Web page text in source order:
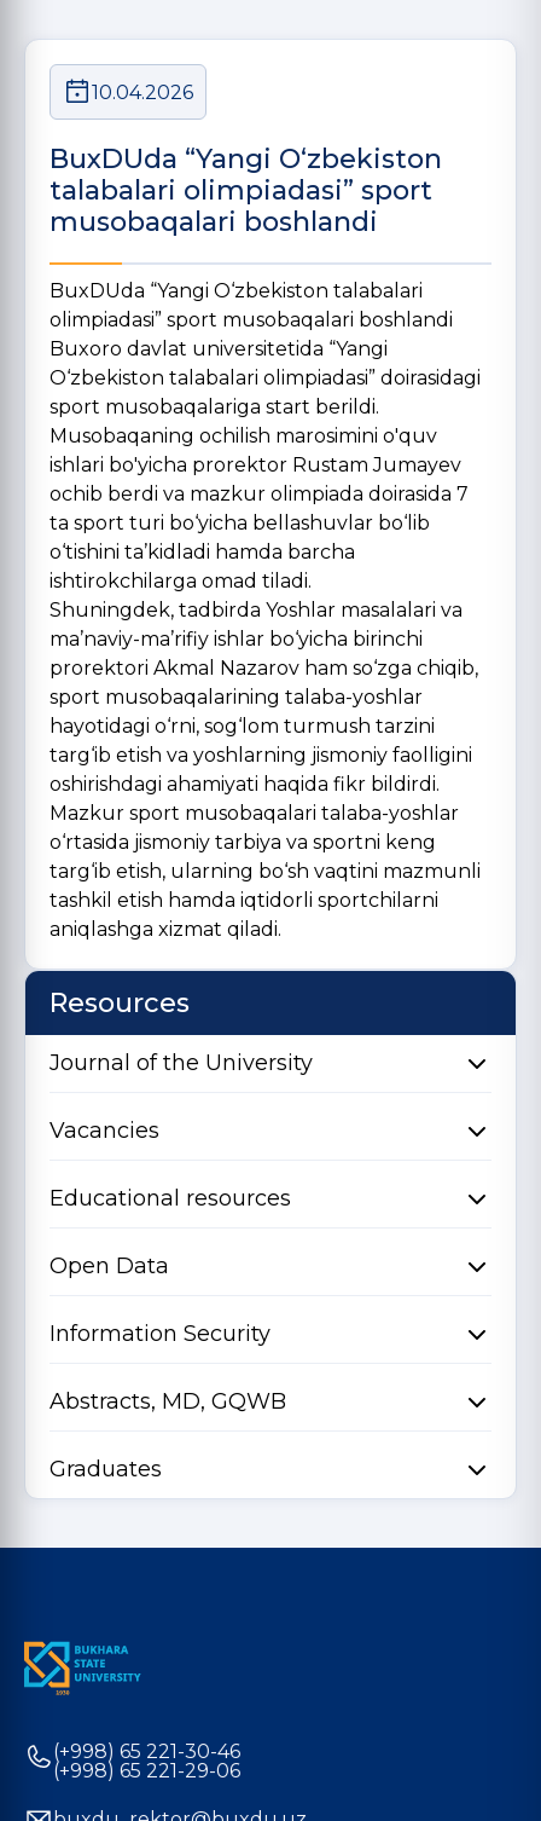
10.04.2026
BuxDUda “Yangi O‘zbekiston
talabalari olimpiadasi” sport
musobaqalari boshlandi
BuxDUda “Yangi O‘zbekiston talabalari
olimpiadasi” sport musobaqalari boshlandi
Buxoro davlat universitetida “Yangi
O‘zbekiston talabalari olimpiadasi” doirasidagi
sport musobaqalariga start berildi.
Musobaqaning ochilish marosimini o'quv
ishlari bo'yicha prorektor Rustam Jumayev
ochib berdi va mazkur olimpiada doirasida 7
ta sport turi bo‘yicha bellashuvlar bo‘lib
o‘tishini ta’kidladi hamda barcha
ishtirokchilarga omad tiladi.
Shuningdek, tadbirda Yoshlar masalalari va
ma’naviy-ma’rifiy ishlar bo‘yicha birinchi
prorektori Akmal Nazarov ham so‘zga chiqib,
sport musobaqalarining talaba-yoshlar
hayotidagi o‘rni, sog‘lom turmush tarzini
targ‘ib etish va yoshlarning jismoniy faolligini
oshirishdagi ahamiyati haqida fikr bildirdi.
Mazkur sport musobaqalari talaba-yoshlar
o‘rtasida jismoniy tarbiya va sportni keng
targ‘ib etish, ularning bo‘sh vaqtini mazmunli
tashkil etish hamda iqtidorli sportchilarni
aniqlashga xizmat qiladi.
Resources
Journal of the University
Vacancies
Educational resources
Open Data
Information Security
Abstracts, MD, GQWB
Graduates
(+998) 65 221-30-46
(+998) 65 221-29-06